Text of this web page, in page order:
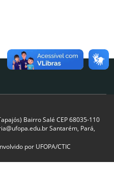
Bairro Salé CEP 68035-110
Santarém, Pará,
por UFOPA/CTIC